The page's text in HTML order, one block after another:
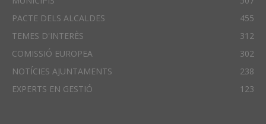
PACTE DELS ALCALDES
455
TEMES D'INTERÈS
312
COMISSIÓ EUROPEA
302
NOTÍCIES AJUNTAMENTS
238
EXPERTS EN GESTIÓ
123